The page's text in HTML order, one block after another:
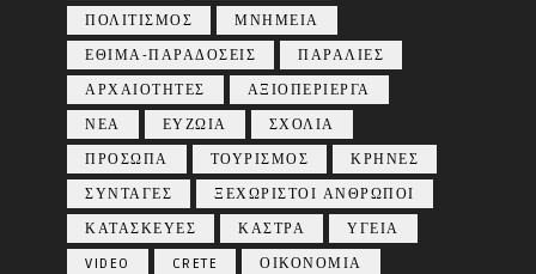
ΠΟΛΙΤΙΣΜΟΣ
ΜΝΗΜΕΙΑ
ΕΘΙΜΑ-ΠΑΡΑΔΟΣΕΙΣ
ΠΑΡΑΛΙΕΣ
ΑΡΧΑΙΟΤΗΤΕΣ
ΑΞΙΟΠΕΡΙΕΡΓΑ
ΝΕΑ
ΕΥΖΩΙΑ
ΣΧΟΛΙΑ
ΠΡΟΣΩΠΑ
ΤΟΥΡΙΣΜΟΣ
ΚΡΗΝΕΣ
ΣΥΝΤΑΓΕΣ
ΞΕΧΩΡΙΣΤΟΙ ΑΝΘΡΩΠΟΙ
ΚΑΤΑΣΚΕΥΕΣ
ΚΑΣΤΡΑ
ΥΓΕΙΑ
VIDEO
CRETE
ΟΙΚΟΝΟΜΙΑ